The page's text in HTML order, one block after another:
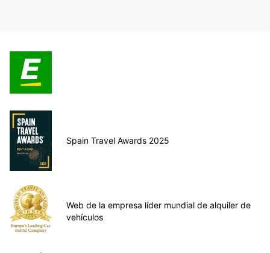
Spain Travel Awards 2025
Web de la empresa líder mundial de alquiler de
vehículos